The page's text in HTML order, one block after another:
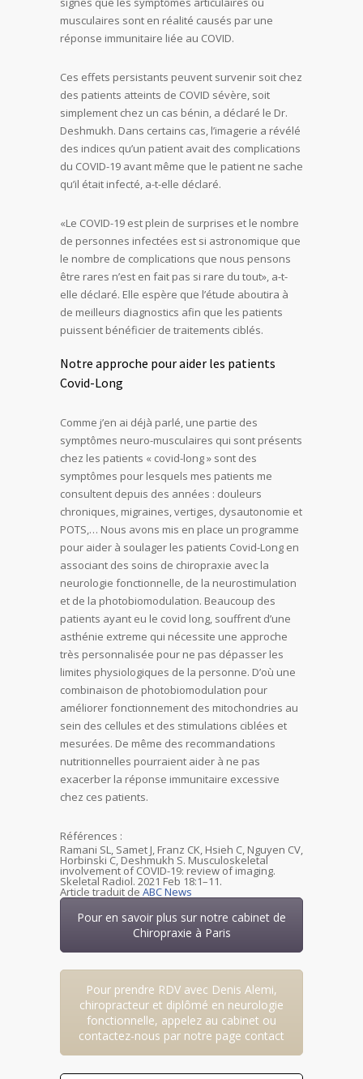
musculaires sont en réalité causés par une
réponse immunitaire liée au COVID.
Ces effets persistants peuvent survenir soit chez
des patients atteints de COVID sévère, soit
simplement chez un cas bénin, a déclaré le Dr.
Deshmukh. Dans certains cas, l’imagerie a révélé
des indices qu’un patient avait des complications
du COVID-19 avant même que le patient ne sache
qu’il était infecté, a-t-elle déclaré.
«Le COVID-19 est plein de surprises et le nombre
de personnes infectées est si astronomique que
le nombre de complications que nous pensons
être rares n’est en fait pas si rare du tout», a-t-
elle déclaré. Elle espère que l’étude aboutira à
de meilleurs diagnostics afin que les patients
puissent bénéficier de traitements ciblés.
Notre approche pour aider les patients
Covid-Long
Comme j’en ai déjà parlé, une partie des
symptômes neuro-musculaires qui sont présents
chez les patients « covid-long » sont des
symptômes pour lesquels mes patients me
consultent depuis des années : douleurs
chroniques, migraines, vertiges, dysautonomie et
POTS,… Nous avons mis en place un programme
pour aider à soulager les patients Covid-Long en
associant des soins de chiropraxie avec la
neurologie fonctionnelle, de la neurostimulation
et de la photobiomodulation. Beaucoup des
patients ayant eu le covid long, souffrent d’une
asthénie extreme qui nécessite une approche
très personnalisée pour ne pas dépasser les
limites physiologiques de la personne. D’où une
combinaison de photobiomodulation pour
améliorer fonctionnement des mitochondries au
sein des cellules et des stimulations ciblées et
mesurées. De même des recommandations
nutritionnelles pourraient aider à ne pas
exacerber la réponse immunitaire excessive
chez ces patients.
Références :
Ramani SL, Samet J, Franz CK, Hsieh C, Nguyen CV,
Horbinski C, Deshmukh S. Musculoskeletal
involvement of COVID-19: review of imaging.
Skeletal Radiol. 2021 Feb 18:1–11.
Article traduit de ABC News
Pour en savoir plus sur notre cabinet de
Chiropraxie à Paris
Pour prendre RDV avec Denis Alemi,
chiropracteur et diplômé en neurologie
fonctionnelle, appelez au cabinet ou
contactez-nous par notre page contact